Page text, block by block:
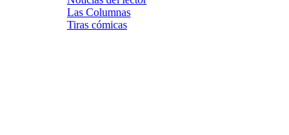
Las Columnas
Tiras cómicas